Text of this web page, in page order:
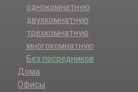
однокомнатную
двухкомнатную
трехкомнатную
многокомнатную
Без посредников
Дома
Офисы